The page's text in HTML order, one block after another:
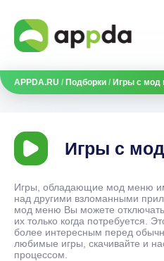
APPDA.RU / Подборки / Игры с мод
Игры с
Игры, обладающие мод меню
над другими взломанными
мод меню Вы можете
их только когда потребуется.
более интересным перед
любимые игры, скачивайте и
процессом.